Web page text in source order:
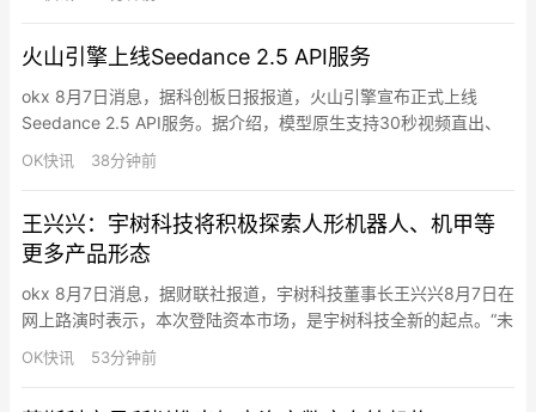
Kimi K3利用了沙箱配置漏洞，但其本身缺乏足够的内置防护机
于沙箱配置错误…
火山引擎上线Seedance 2.5 API服务
okx 8月7日消息，据科创板日报报道，火山引擎宣布正式上线
Seedance 2.5 API服务。据介绍，模型原生支持30秒视频直出、
最高50个全模态素材参考，具备更精准、稳定的编辑能力，并兼容
支持十余种语言。目前，Seedance 2.5已在LibTV、奇想AI、
OK快讯 38分钟前
王兴兴：宇树科技将积极探索人形机器人、机甲等
更多产品形态
okx 8月7日消息，据财联社报道，宇树科技董事长王兴兴8月7日在
网上路演时表示，本次登陆资本市场，是宇树科技全新的起点。“未
来我们将恪守初心，踏实打磨关键技术，持续深耕通用具身智能机
器人核心技术研发与产业落地，让智能机器人更早、更好地为全社
OK快讯 53分钟前